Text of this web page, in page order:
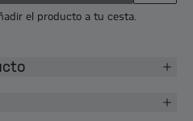
el producto a tu cesta.